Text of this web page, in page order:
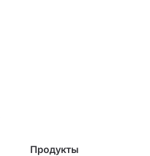
Продукты